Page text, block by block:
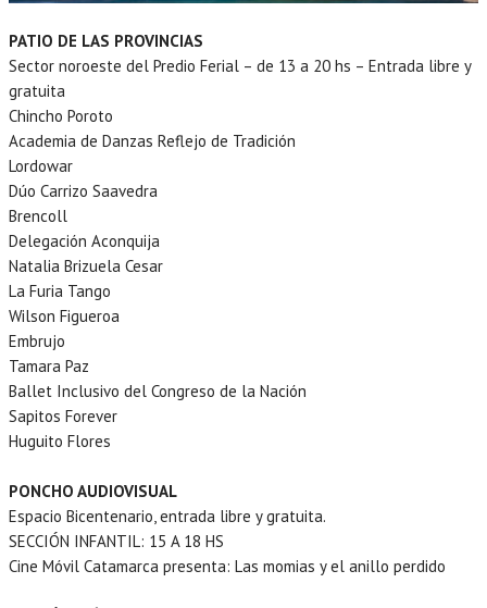
PATIO DE LAS PROVINCIAS
Sector noroeste del Predio Ferial – de 13 a 20 hs – Entrada libre y
gratuita
Chincho Poroto
Academia de Danzas Reflejo de Tradición
Lordowar
Dúo Carrizo Saavedra
Brencoll
Delegación Aconquija
Natalia Brizuela Cesar
La Furia Tango
Wilson Figueroa
Embrujo
Tamara Paz
Ballet Inclusivo del Congreso de la Nación
Sapitos Forever
Huguito Flores
PONCHO AUDIOVISUAL
Espacio Bicentenario, entrada libre y gratuita.
SECCIÓN INFANTIL: 15 A 18 HS
Cine Móvil Catamarca presenta: Las momias y el anillo perdido